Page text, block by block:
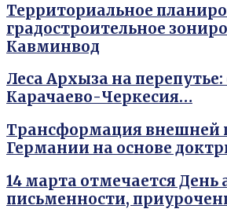
Территориальное
градостроительное
Кавминвод
Леса Архыза на
Карачаево-Черкесия…
Трансформация внешней
Германии на основе
14 марта отмечается День
письменности,